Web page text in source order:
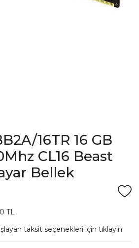
16TR 16 GB
CL16 Beast
Bellek
TL
taksit seçenekleri için tıklayın.